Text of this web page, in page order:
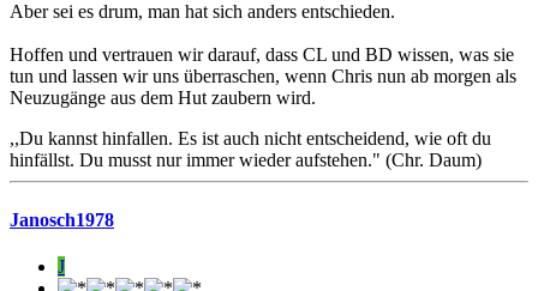
Aber sei es drum, man hat sich anders entschieden.
Hoffen und vertrauen wir darauf, dass CL und BD wissen, was sie
tun und lassen wir uns überraschen, wenn Chris nun ab morgen als
Neuzugänge aus dem Hut zaubern wird.
,,Du kannst hinfallen. Es ist auch nicht entscheidend, wie oft du
hinfällst. Du musst nur immer wieder aufstehen." (Chr. Daum)
Janosch1978
J